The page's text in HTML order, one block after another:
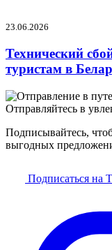
23.06.2026
Технический
туристам в
Отправляйтесь в
Подписывайтесь,
выгодных
Подписаться на